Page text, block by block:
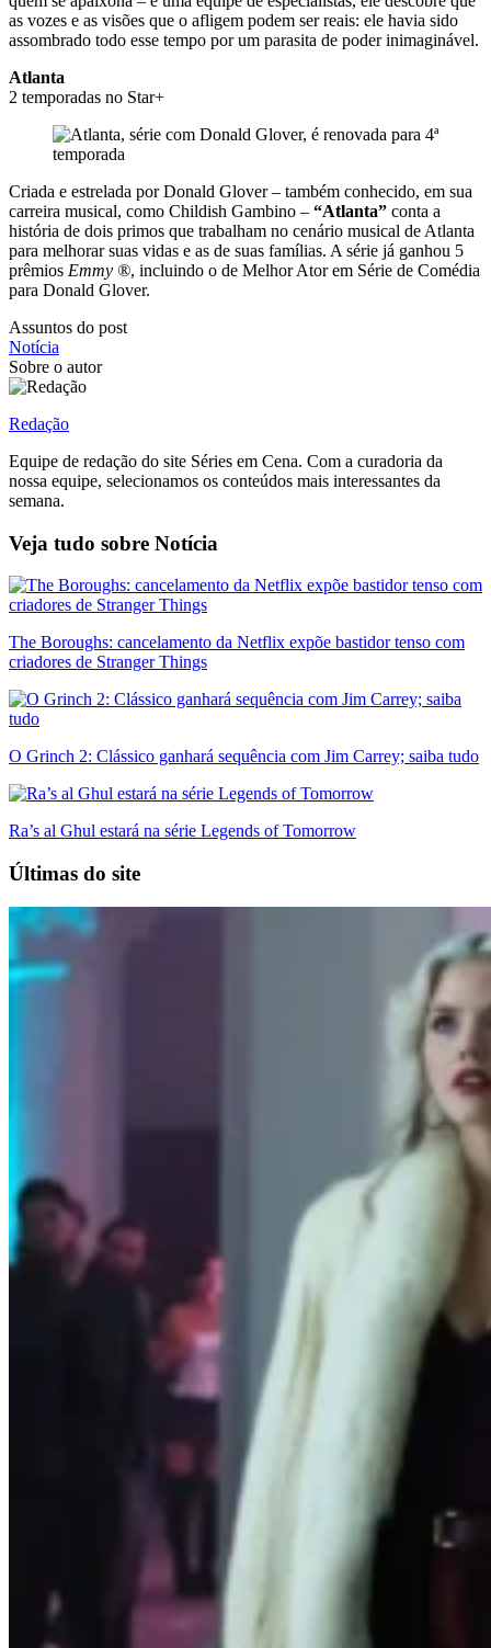
as vozes e as visões que o afligem podem ser reais: ele havia sido
assombrado todo esse tempo por um parasita de poder inimaginável.
Atlanta
2 temporadas no Star+
Criada e estrelada por Donald Glover – também conhecido, em sua
carreira musical, como Childish Gambino – “Atlanta” conta a
história de dois primos que trabalham no cenário musical de Atlanta
para melhorar suas vidas e as de suas famílias. A série já ganhou 5
prêmios Emmy ®, incluindo o de Melhor Ator em Série de Comédia
para Donald Glover.
Assuntos do post
Notícia
Sobre o autor
Redação
Equipe de redação do site Séries em Cena. Com a curadoria da
nossa equipe, selecionamos os conteúdos mais interessantes da
semana.
Veja tudo sobre Notícia
The Boroughs: cancelamento da Netflix expõe bastidor tenso com
criadores de Stranger Things
O Grinch 2: Clássico ganhará sequência com Jim Carrey; saiba tudo
Ra’s al Ghul estará na série Legends of Tomorrow
Últimas do site